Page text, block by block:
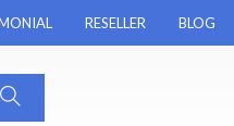
RESELLER BLOG